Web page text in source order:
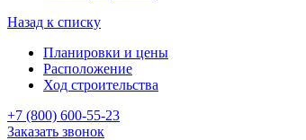
Назад к списку
Планировки и цены
Расположение
Ход строительства
+7 (800) 600-55-23
Заказать звонок